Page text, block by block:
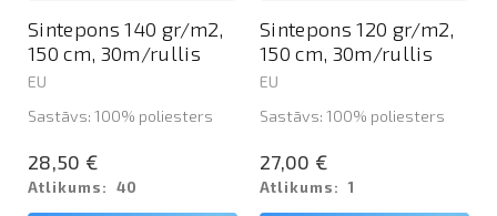
Sintepons 140 gr/m2,
150 cm, 30m/rullis
EU
Sastāvs: 100% poliesters
28,50 €
Atlikums: 40
Sintepons 120 gr/m2,
150 cm, 30m/rullis
EU
Sastāvs: 100% poliesters
27,00 €
Atlikums: 1